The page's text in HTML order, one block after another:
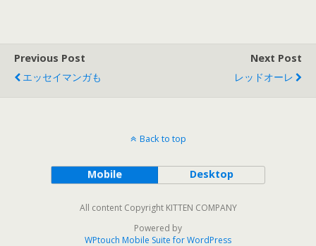
Previous Post
エッセイマンガも
Next Post
レッドオーレ
Back to top
Mobile Desktop
All content Copyright KITTEN COMPANY
Powered by
WPtouch Mobile Suite for WordPress